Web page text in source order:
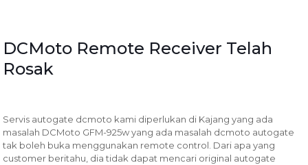
DCMoto Remote Receiver Telah
Rosak
Servis autogate dcmoto kami diperlukan di Kajang yang ada
masalah DCMoto GFM-925w yang ada masalah dcmoto autogate
tak boleh buka menggunakan remote control. Dari apa yang
customer beritahu, dia tidak dapat mencari original autogate